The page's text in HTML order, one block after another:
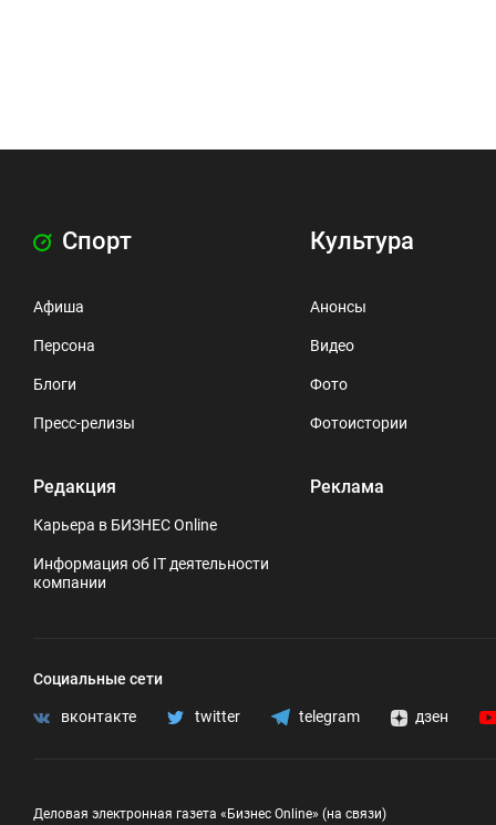
Спорт
Афиша
Персона
Блоги
Пресс-релизы
Редакция
Карьера в БИЗНЕС Online
Информация об IT деятельности
компании
Культура
Анонсы
Видео
Фото
Фотоистории
Реклама
Социальные сети
вконтакте twitter telegram дзен
Деловая электронная газета «Бизнес Online» (на связи)